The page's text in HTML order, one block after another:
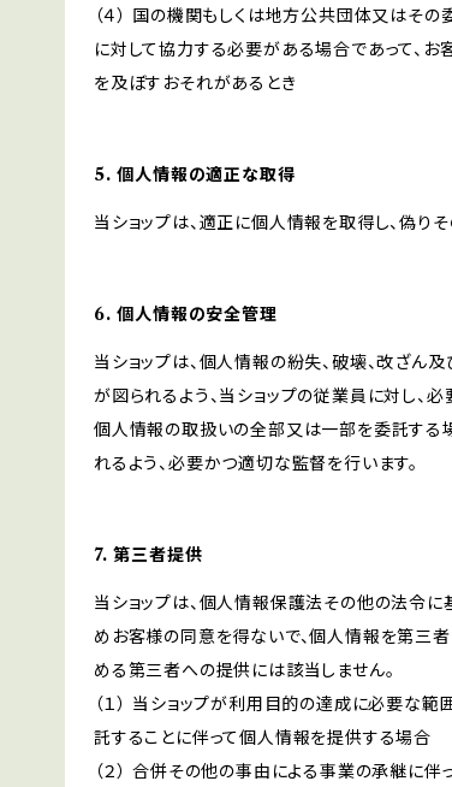
（４） 国の機関もしくは地方公共団体又はそ
に対して協力する必要がある場合であって、
を及ぼすおそれがあるとき
5. 個人情報の適正な取得
当ショップは、適正に個人情報を取得し、偽り
6. 個人情報の安全管理
当ショップは、個人情報の紛失、破壊、改ざん
が図られるよう、当ショップの従業員に対し、
個人情報の取扱いの全部又は一部を委託する
れるよう、必要かつ適切な監督を行います。
7. 第三者提供
当ショップは、個人情報保護法その他の法令
めお客様の同意を得ないで、個人情報を第三
める第三者への提供には該当しません。
（１） 当ショップが利用目的の達成に必要な
託することに伴って個人情報を提供する場合
（２） 合併その他の事由による事業の承継に